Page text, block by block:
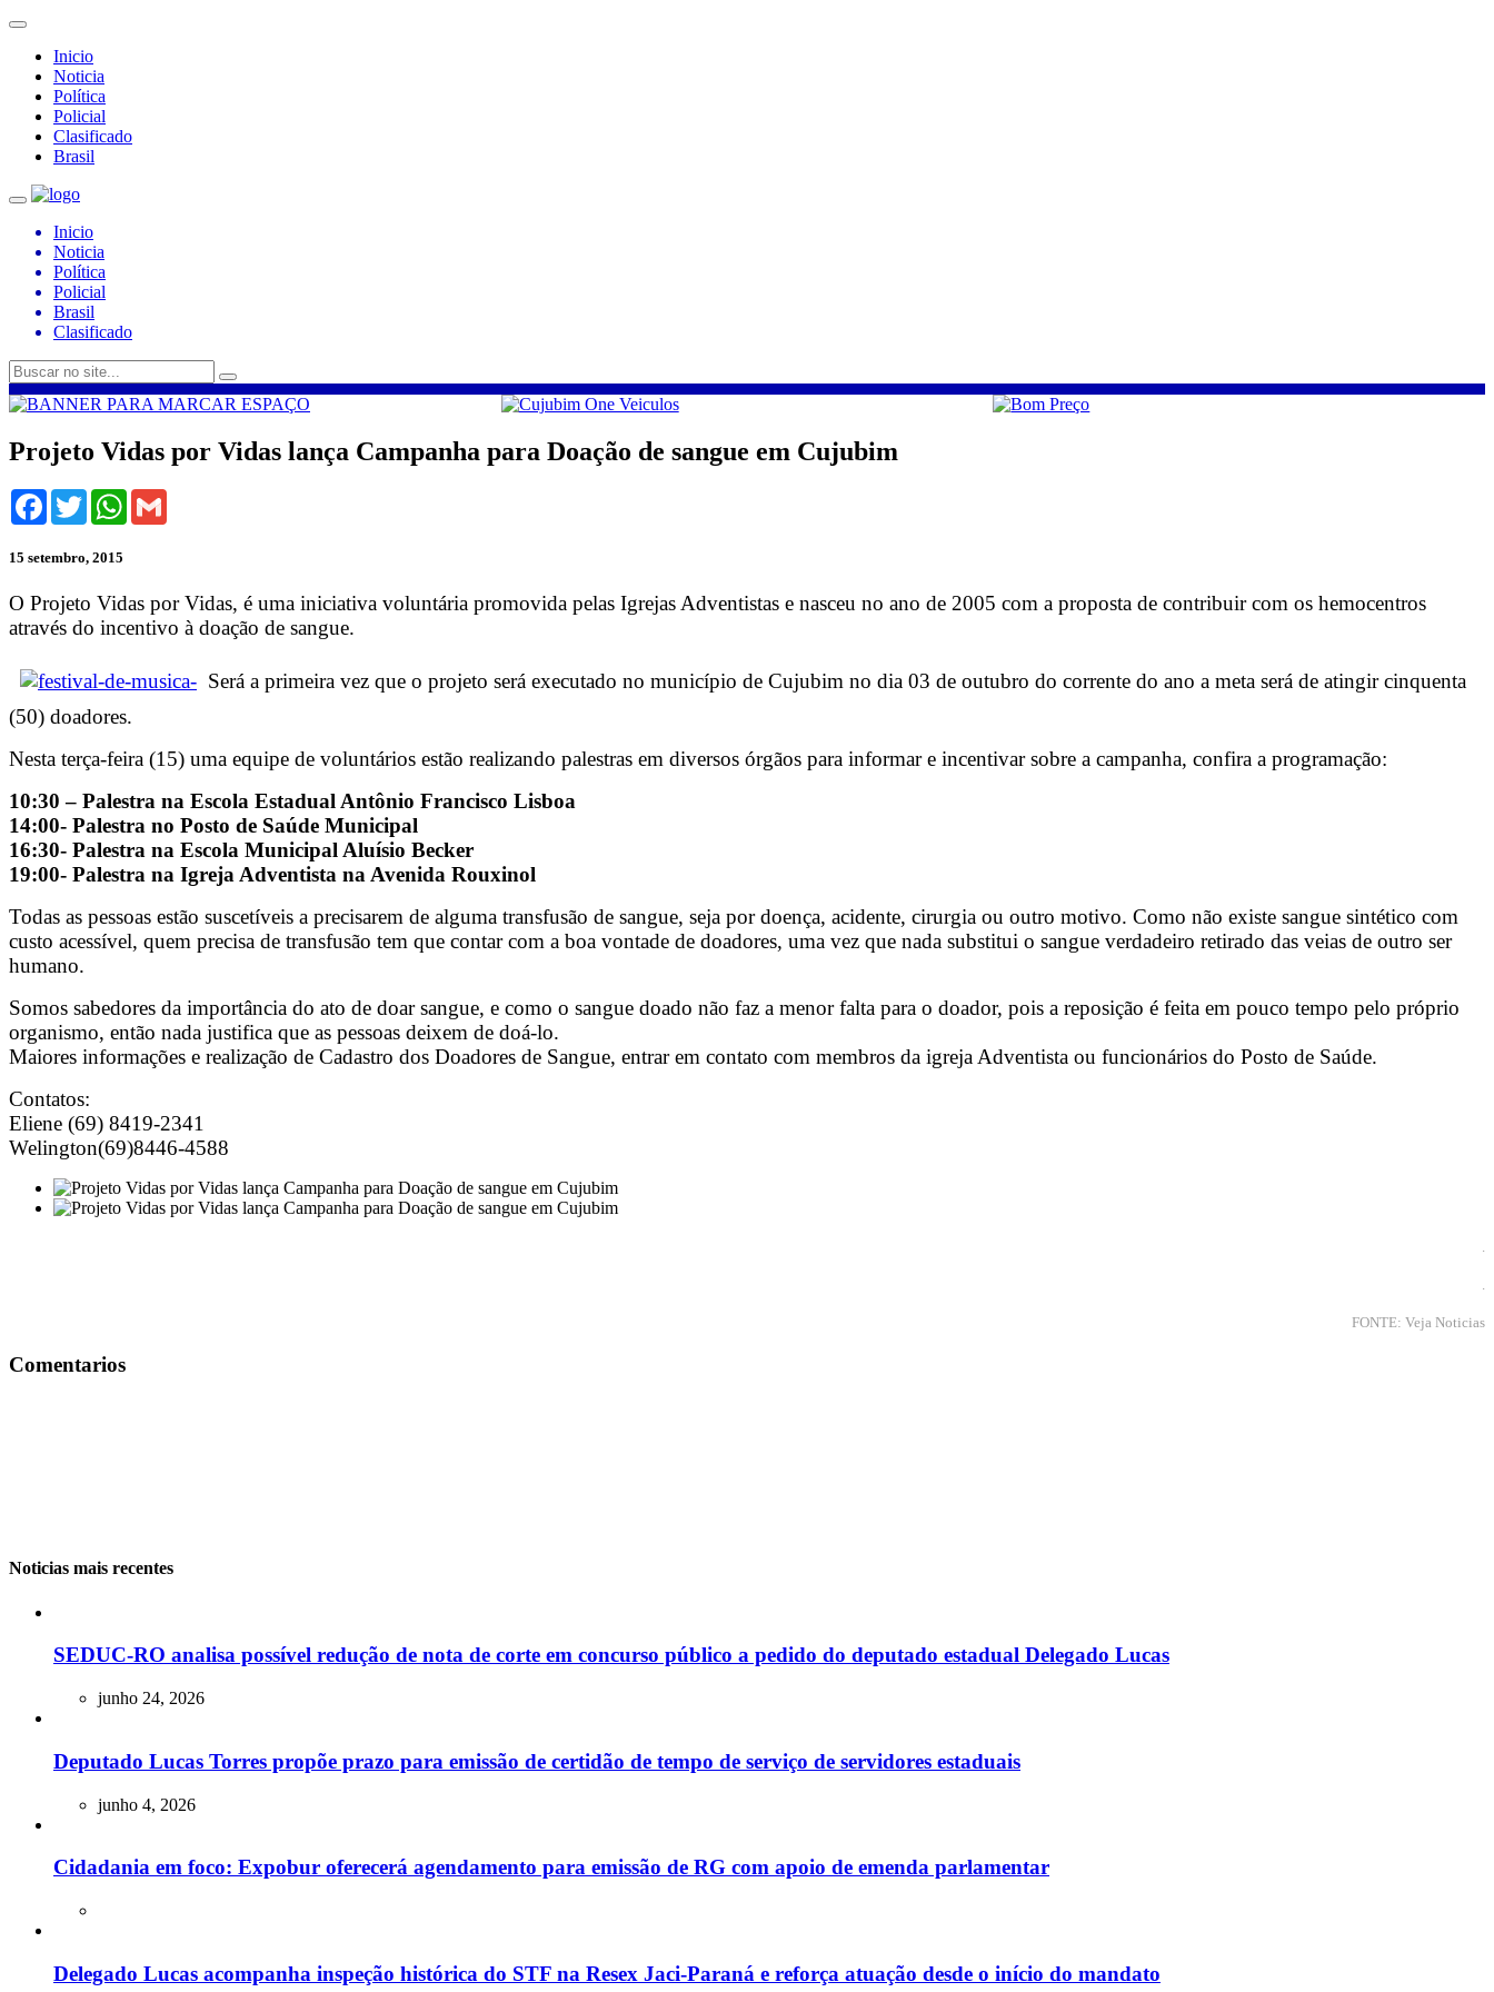
Inicio
Noticia
Política
Policial
Clasificado
Brasil
Inicio
Noticia
Política
Policial
Brasil
Clasificado
Projeto Vidas por Vidas lança Campanha para Doação de sangue em Cujubim
Facebook
TwitterWhatsApp
15 setembro, 2015
O Projeto Vidas por Vidas, é uma iniciativa voluntária promovida pelas Igrejas Adventistas e nasceu no ano de 2005 com a proposta de contribuir com os hemocentros
através do incentivo à doação de sangue.
Será a primeira vez que o projeto será executado no município de Cujubim no dia 03 de outubro do corrente do ano a meta será de atingir cinquenta
(50) doadores.
Nesta terça-feira (15) uma equipe de voluntários estão realizando palestras em diversos órgãos para informar e incentivar sobre a campanha, confira a programação:
10:30 – Palestra na Escola Estadual Antônio Francisco Lisboa
14:00- Palestra no Posto de Saúde Municipal
16:30- Palestra na Escola Municipal Aluísio Becker
19:00- Palestra na Igreja Adventista na Avenida Rouxinol
Todas as pessoas estão suscetíveis a precisarem de alguma transfusão de sangue, seja por doença, acidente, cirurgia ou outro motivo. Como não existe sangue sintético com
custo acessível, quem precisa de transfusão tem que contar com a boa vontade de doadores, uma vez que nada substitui o sangue verdadeiro retirado das veias de outro ser
humano.
Somos sabedores da importância do ato de doar sangue, e como o sangue doado não faz a menor falta para o doador, pois a reposição é feita em pouco tempo pelo próprio
organismo, então nada justifica que as pessoas deixem de doá-lo.
Maiores informações e realização de Cadastro dos Doadores de Sangue, entrar em contato com membros da igreja Adventista ou funcionários do Posto de Saúde.
Contatos:
Eliene (69) 8419-2341
Welington(69)8446-4588
.
.
FONTE: Veja Noticias
Comentarios
Noticias mais recentes
SEDUC-RO analisa possível redução de nota de corte em concurso público a pedido do deputado estadual Delegado Lucas
junho 24, 2026
Deputado Lucas Torres propõe prazo para emissão de certidão de tempo de serviço de servidores estaduais
junho 4, 2026
Cidadania em foco: Expobur oferecerá agendamento para emissão de RG com apoio de emenda parlamentar
Delegado Lucas acompanha inspeção histórica do STF na Resex Jaci-Paraná e reforça atuação desde o início do mandato